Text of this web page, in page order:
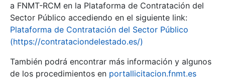
a FNMT-RCM en la Plataforma de Contratación del
Sector Público accediendo en el siguiente link:
Plataforma de Contratación del Sector Público
(https://contrataciondelestado.es/)
También podrá encontrar más información y algunos
de los procedimientos en portallicitacion.fnmt.es